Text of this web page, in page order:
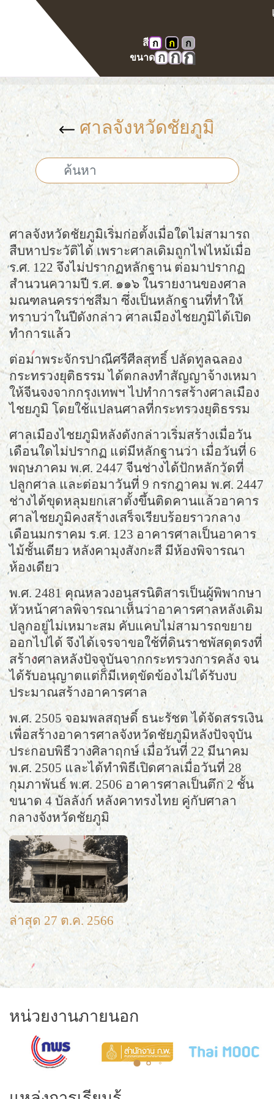
สี ก ก
ก
ขนาด ก กก
คลังภาพ
ศาลในอดีต
ศาลจังหวัดชัยภูมิ
ศาลจังหวัดชัยภูมิ
ศาลจังหวัดชัยภูมิเริ่มก่อตั้งเมื่อใดไม่สามารถ
สืบหาประวัติได้ เพราะศาลเดิมถูกไฟไหม้เมื่อ
ร.ศ. 122 จึงไม่ปรากฏหลักฐาน ต่อมาปรากฏ
สำนวนความปี ร.ศ. ๑๑๖ ในรายงานของศาล
มณฑลนครราชสีมา ซึ่งเป็นหลักฐานที่ทำให้
ทราบว่าในปีดังกล่าว ศาลเมืองไชยภูมิได้เปิด
ทำการแล้ว
ต่อมาพระจักรปาณีศรีศีลสุทธิ์ ปลัดทูลฉลอง
กระทรวงยุติธรรม ได้ตกลงทำสัญญาจ้างเหมา
ให้จีนจงจากกรุงเทพฯ ไปทำการสร้างศาลเมือง
ไชยภูมิ โดยใช้แปลนศาลที่กระทรวงยุติธรรม
ศาลเมืองไชยภูมิหลังดังกล่าวเริ่มสร้างเมื่อวัน
เดือนใดไม่ปรากฏ แต่มีหลักฐานว่า เมื่อวันที่ 6
พฤษภาคม พ.ศ. 2447 จีนช่างได้ปักหลักวัดที่
ปลูกศาล และต่อมาวันที่ 9 กรกฎาคม พ.ศ. 2447
ช่างได้ขุดหลุมยกเสาตั้งขึ้นติดคานแล้วอาคาร
ศาลไชยภูมิคงสร้างเสร็จเรียบร้อยราวกลาง
เดือนมกราคม ร.ศ. 123 อาคารศาลเป็นอาคาร
ไม้ชั้นเดียว หลังคามุงสังกะสี มีห้องพิจารณา
ห้องเดียว
พ.ศ. 2481 คุณหลวงอนุสรนิติสารเป็นผู้พิพากษา
หัวหน้าศาลพิจารณาเห็นว่าอาคารศาลหลังเดิม
ปลูกอยู่ไม่เหมาะสม คับแคบไม่สามารถขยาย
ออกไปได้ จึงได้เจรจาขอใช้ที่ดินราชพัสดุตรงที่
สร้างศาลหลังปัจจุบันจากกระทรวงการคลัง จน
ได้รับอนุญาตแต่ก็มีเหตุขัดข้องไม่ได้รับงบ
ประมาณสร้างอาคารศาล
พ.ศ. 2505 จอมพลสฤษดิ์ ธนะรัชต ได้จัดสรรเงิน
เพื่อสร้างอาคารศาลจังหวัดชัยภูมิหลังปัจจุบัน
ประกอบพิธีวางศิลาฤกษ์ เมื่อวันที่ 22 มีนาคม
พ.ศ. 2505 และได้ทำพิธีเปิดศาลเมื่อวันที่ 28
กุมภาพันธ์ พ.ศ. 2506 อาคารศาลเป็นตึก 2 ชั้น
ขนาด 4 บัลลังก์ หลังคาทรงไทย คู่กับศาลา
กลางจังหวัดชัยภูมิ
ล่าสุด 27 ต.ค. 2566
หน่วยงานภายนอก